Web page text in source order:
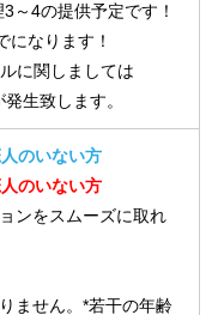
～4の提供予定です！
になります！
に関しましては
生致します。
のいない方
のいない方
ンをスムーズに取れ
ません。*若干の年齢